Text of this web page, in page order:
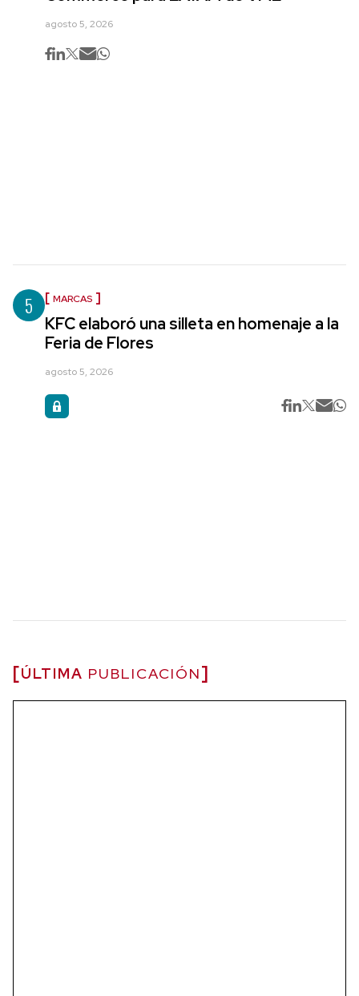
agosto 5, 2026
5 MARCAS
KFC elaboró una silleta en homenaje a la
Feria de Flores
agosto 5, 2026
ÚLTIMA PUBLICACIÓN